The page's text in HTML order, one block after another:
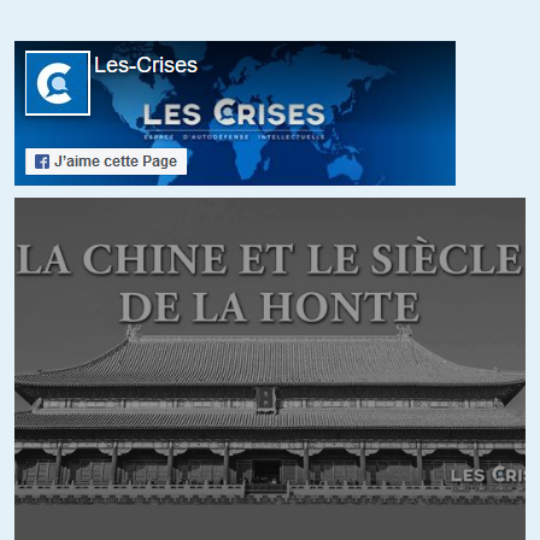
sur le Portugal , aussi .
A propos de la Grèce :
pas de réactions au sujet des 3 milliards filés au gouvernement turc
ils doivent dégueuler leur moussaka , nos amis héllènes , non ?
Au sujet de l’U.E , je vous conseille de regarder » Ocupied « * qui
Je craignais une immonde série de propagande anti russe , pro
écolo ,etc ..
Ce n’est pas du tout aussi manichéen : ce soir , on a vu un
commissaire européen , nommé Pierre( ! ) , joué par Hyppolite
qui répond au Premier Ministre norvégien , que son référendum sur
la production de pétrole ne changera rien , que la Chancelière a déjà
décidé que , etc … plus des attentats , des mensonges politiques ,
etc …
Etonnant , non ?